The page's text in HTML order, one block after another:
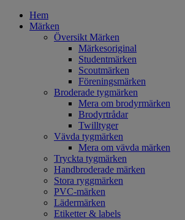
Hem
Märken
Översikt Märken
Märkesoriginal
Studentmärken
Scoutmärken
Föreningsmärken
Broderade tygmärken
Mera om brodyrmärken
Brodyrtrådar
Twilltyger
Vävda tygmärken
Mera om vävda märken
Tryckta tygmärken
Handbroderade märken
Stora ryggmärken
PVC-märken
Lädermärken
Etiketter & labels